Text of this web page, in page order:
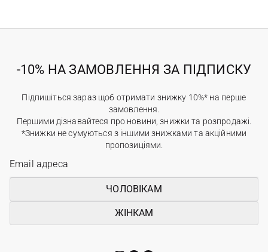
-10% НА ЗАМОВЛЕННЯ ЗА ПІДПИСКУ
Підпишіться зараз щоб отримати знижку 10%* на перше
замовлення.
Першими дізнавайтеся про новини, знижки та розпродажі.
*Знижки не сумуються з іншими знижками та акційними
пропозиціями.
ЧОЛОВІКАМ
ЖІНКАМ